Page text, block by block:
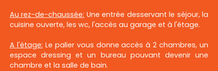
Au rez-de-chaussée: Une entrée desservant le séjour, la
cuisine ouverte, les wc, l'accès au garage et à l'étage.
A l'étage: Le palier vous donne accès à 2 chambres, un
espace dressing et un bureau pouvant devenir une
chambre et la salle de bain.